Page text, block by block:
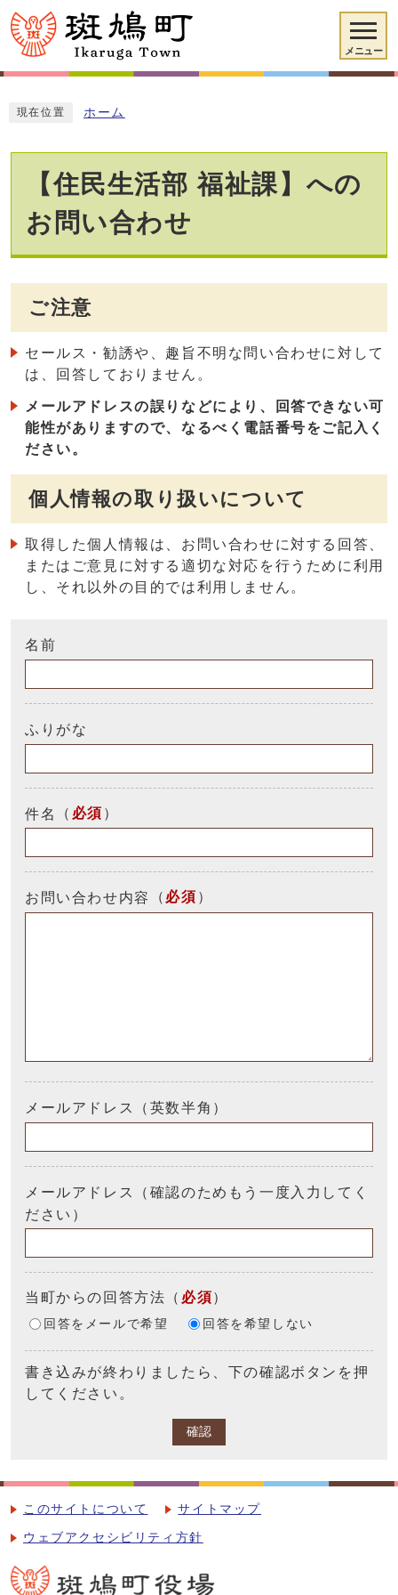
メニュー
現在位置 ホーム
【住民生活部 福祉課】への
お問い合わせ
ご注意
セールス・勧誘や、趣旨不明な問い合わせに対して
は、回答しておりません。
メールアドレスの誤りなどにより、回答できない可
能性がありますので、なるべく電話番号をご記入く
ださい。
個人情報の取り扱いについて
取得した個人情報は、お問い合わせに対する回答、
またはご意見に対する適切な対応を行うために利用
し、それ以外の目的では利用しません。
名前
ふりがな
件名 （ 必須 ）
お問い合わせ内容 （ 必須 ）
メールアドレス（英数半角）
メールアドレス（確認のためもう一度入力してく
ださい）
当町からの回答方法 （ 必須）
回答をメールで希望 回答を希望しない
書き込みが終わりましたら、下の確認ボタンを押
してください。
確認
このサイトについて サイトマップ
ウェブアクセシビリティ方針